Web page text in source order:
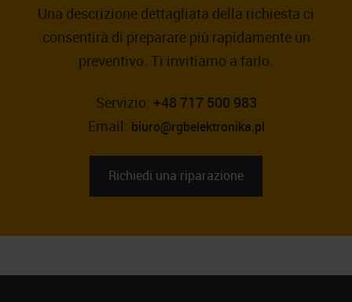
Una descrizione dettagliata della richiesta ci
consentirà di preparare più rapidamente un
preventivo. Ti invitiamo a farlo.
Servizio: +48 717 500 983
Email: biuro@rgbelektronika.pl
Richiedi una riparazione